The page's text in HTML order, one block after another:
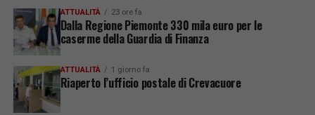
ATTUALITÀ 23 ore fa
Dalla Regione Piemonte 330 mila euro per le
caserme della Guardia di Finanza
ATTUALITÀ 1 giorno fa
Riaperto l’ufficio postale di Crevacuore